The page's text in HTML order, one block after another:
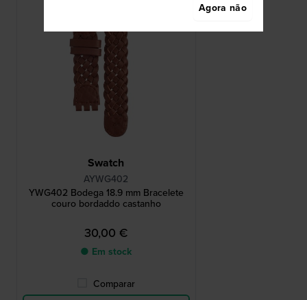
Swatch
AYWG402
YWG402 Bodega 18.9 mm Bracelete
couro bordaddo castanho
30,00 €
● Em stock
Comparar
Agora não